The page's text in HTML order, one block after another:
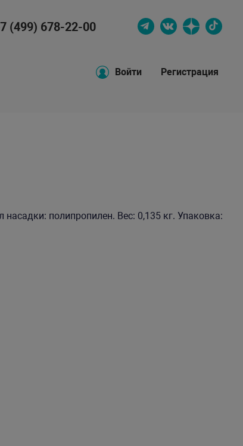
(499) 678-22-00
Войти Регистрация
полипропилен. Вес: 0,135 кг. Упаковка: